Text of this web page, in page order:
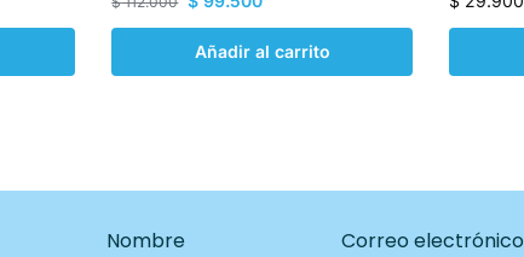
Añadir al carrito
Nombre Correo electrónico